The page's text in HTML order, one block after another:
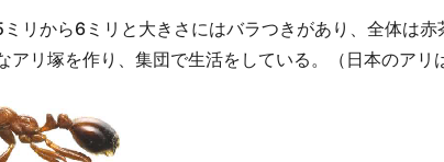
リから6ミリと大きさにはバラつきがあり、全体は赤
アリ塚を作り、集団で生活をしている。（日本のアリ